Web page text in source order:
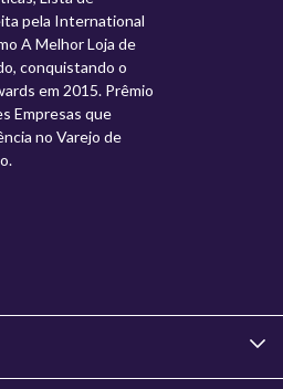
pela International
A Melhor Loja de
conquistando o
em 2015. Prêmio
Empresas que
no Varejo de